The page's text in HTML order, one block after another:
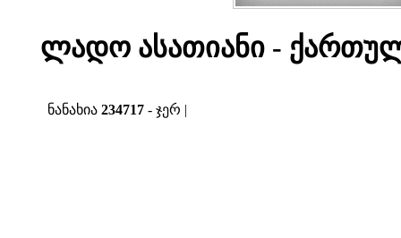
ლადო ასათიანი -
ნანახია 234717 - ჯერ |